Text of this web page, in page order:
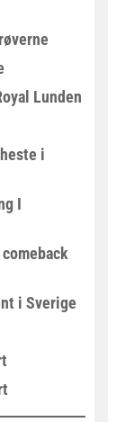
Lunden
i
I
i Sverige